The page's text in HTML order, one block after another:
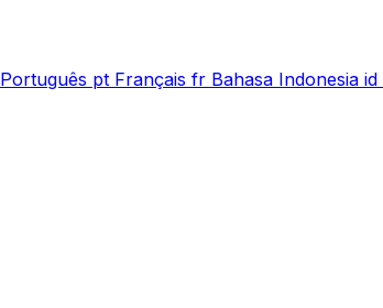
Português pt Français fr Bahasa Indonesia id